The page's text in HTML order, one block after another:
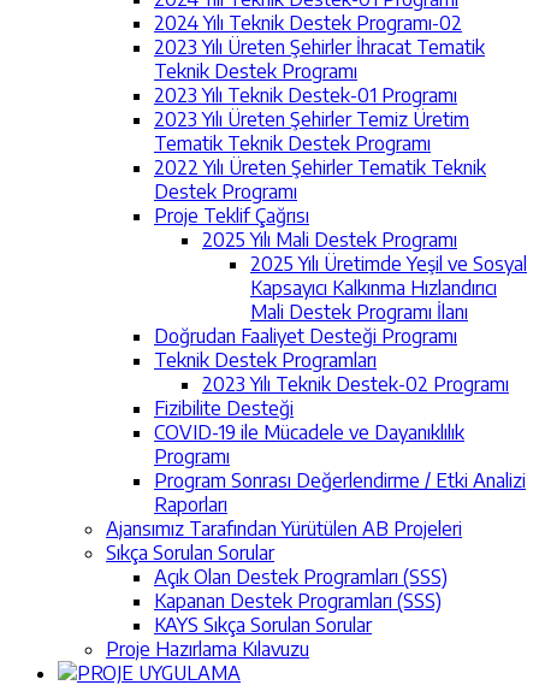
2024 Yılı Teknik Destek Programı-02
2023 Yılı Üreten Şehirler İhracat Tematik
Teknik Destek Programı
2023 Yılı Teknik Destek-01 Programı
2023 Yılı Üreten Şehirler Temiz Üretim
Tematik Teknik Destek Programı
2022 Yılı Üreten Şehirler Tematik Teknik
Destek Programı
Proje Teklif Çağrısı
2025 Yılı Mali Destek Programı
2025 Yılı Üretimde Yeşil ve Sosyal
Kapsayıcı Kalkınma Hızlandırıcı
Mali Destek Programı İlanı
Doğrudan Faaliyet Desteği Programı
Teknik Destek Programları
2023 Yılı Teknik Destek-02 Programı
Fizibilite Desteği
COVID-19 ile Mücadele ve Dayanıklılık
Programı
Program Sonrası Değerlendirme / Etki Analizi
Raporları
Ajansımız Tarafından Yürütülen AB Projeleri
Sıkça Sorulan Sorular
Açık Olan Destek Programları (SSS)
Kapanan Destek Programları (SSS)
KAYS Sıkça Sorulan Sorular
Proje Hazırlama Kılavuzu
PROJE UYGULAMA